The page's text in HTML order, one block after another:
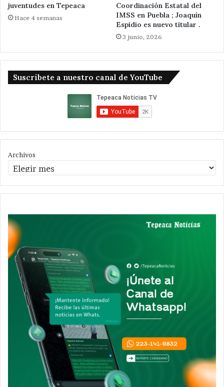
juventudes en Tepeaca
Hace 4 semanas
Coordinación Estatal del
IMSS en Puebla ; Joaquín
Espidio es nuevo titular .
3 junio, 2026
Suscribete a nuestro canal de YouTube
Archivos